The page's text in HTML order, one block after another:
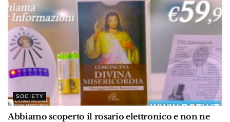
SOCIETY
Abbiamo scoperto il rosario elettronico e non ne